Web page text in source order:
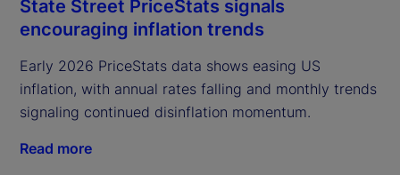
State Street PriceStats signals
encouraging inflation trends
Early 2026 PriceStats data shows easing US
inflation, with annual rates falling and monthly trends
signaling continued disinflation momentum.
Read more